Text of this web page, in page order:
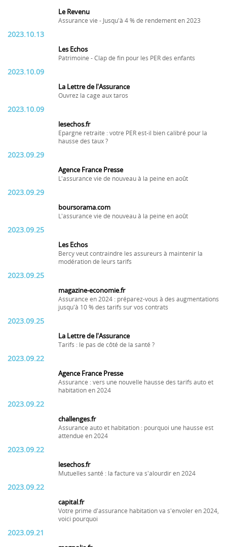
Le Revenu
Assurance vie - Jusqu'à 4 % de rendement en 2023
2023.10.13
Les Echos
Patrimoine - Clap de fin pour les PER des enfants
2023.10.09
La Lettre de l'Assurance
Ouvrez la cage aux taros
2023.10.09
lesechos.fr
Epargne retraite : votre PER est-il bien calibré pour la
hausse des taux ?
2023.09.29
Agence France Presse
L'assurance vie de nouveau à la peine en août
2023.09.29
boursorama.com
L'assurance vie de nouveau à la peine en août
2023.09.25
Les Echos
Bercy veut contraindre les assureurs à maintenir la
modération de leurs tarifs
2023.09.25
magazine-economie.fr
Assurance en 2024 : préparez-vous à des augmentations
jusqu'à 10 % des tarifs sur vos contrats
2023.09.25
La Lettre de l'Assurance
Tarifs : le pas de côté de la santé ?
2023.09.22
Agence France Presse
Assurance : vers une nouvelle hausse des tarifs auto et
habitation en 2024
2023.09.22
challenges.fr
Assurance auto et habitation : pourquoi une hausse est
attendue en 2024
2023.09.22
lesechos.fr
Mutuelles santé : la facture va s'alourdir en 2024
2023.09.22
capital.fr
Votre prime d'assurance habitation va s'envoler en 2024,
voici pourquoi
2023.09.21